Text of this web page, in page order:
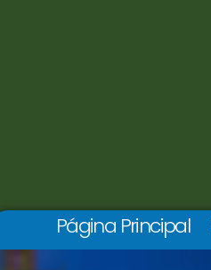
Página Principal